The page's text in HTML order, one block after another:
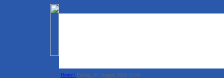
Home | Freitag, 07. August 2026 10:04